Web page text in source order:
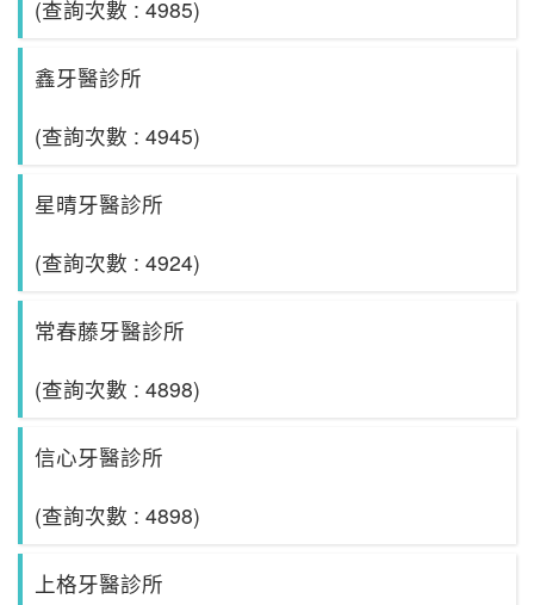
(查詢次數 : 4985)
鑫牙醫診所
(查詢次數 : 4945)
星晴牙醫診所
(查詢次數 : 4924)
常春藤牙醫診所
(查詢次數 : 4898)
信心牙醫診所
(查詢次數 : 4898)
上格牙醫診所